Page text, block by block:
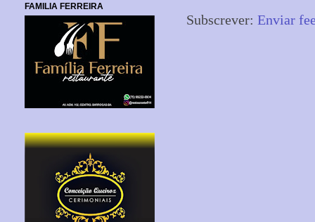
Subscrever: Enviar
FAMILIA FERREIRA